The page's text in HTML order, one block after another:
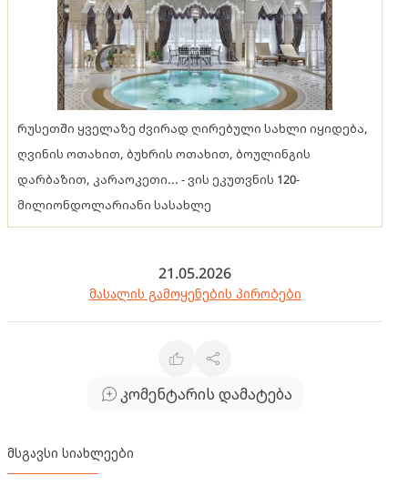
რუსეთში ყველაზე ძვირად ღირებული სახლი იყიდება,
ღვინის ოთახით, ბუხრის ოთახით, ბოულინგის
დარბაზით, კარაოკეთი... - ვის ეკუთვნის 120-
მილიონდოლარიანი სასახლე
21.05.2026
მასალის გამოყენების პირობები
კომენტარის დამატება
მსგავსი სიახლეები